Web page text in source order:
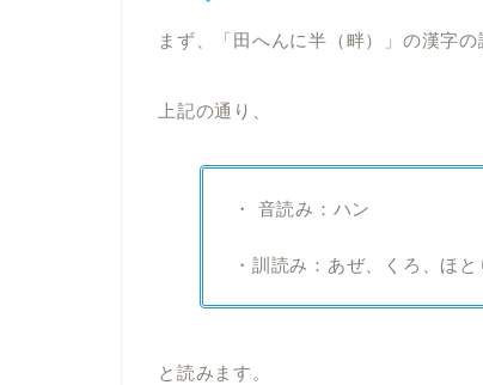
まず、「田へんに半（畔）」の漢字の
上記の通り、
・ 音読み：ハン
・訓読み：あぜ、くろ、ほと
と読みます。